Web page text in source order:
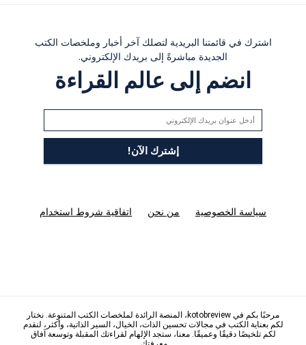
اشترك في قائمتنا البريدية لتصلك آخر أخبار وملخصات الكتب
الجديدة مباشرةً إلى بريدك الإلكتروني.
انضم إلى عالم القراءة
سياسة الخصوصية من نحن اتفاقية شروط استخدام
مرحبًا بكم في kotobreview، المنصة الرائدة لملخصات الكتب المتنوعة. نختار
لكم بعناية الكتب في مجالات تحسين الذات، الخيال، السير الذاتية، وأكثر، لنقدم
لكم تلخيصًا دقيقًا وعميقًا. معنا، ستجد الإلهام لقراءتك المقبلة وتوسعة آفاق